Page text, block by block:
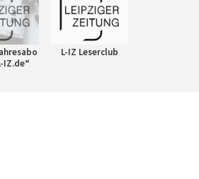
IZ.de“
L-IZ Leserclub